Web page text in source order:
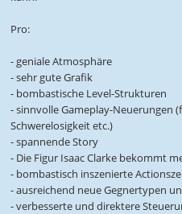
Pro:
- geniale Atmosphäre
- sehr gute Grafik
- bombastische Level-Strukturen
- sinnvolle Gameplay-Neuerungen
Schwerelosigkeit etc.)
- spannende Story
- Die Figur Isaac Clarke bekommt
- bombastisch inszenierte
- ausreichend neue Gegnertypen
- verbesserte und direktere